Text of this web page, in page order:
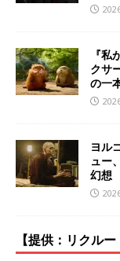
『
クサ
の一
ヨル
ュー
幻想
【提供：リクル